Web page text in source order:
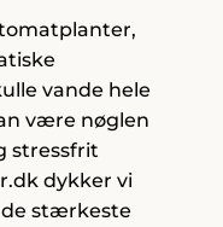
vande hele
være nøglen
stressfrit
dykker vi
stærkeste